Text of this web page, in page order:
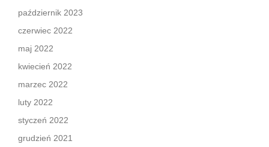
październik 2023
czerwiec 2022
maj 2022
kwiecień 2022
marzec 2022
luty 2022
styczeń 2022
grudzień 2021